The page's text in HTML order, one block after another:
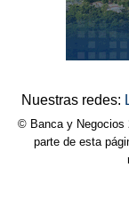
Nuestras redes:
© Banca y Negocios
parte de esta